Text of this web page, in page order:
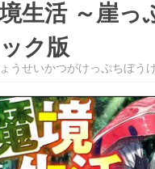
生活 ～崖っ
ク版
うせいかつがけっぷちぼう